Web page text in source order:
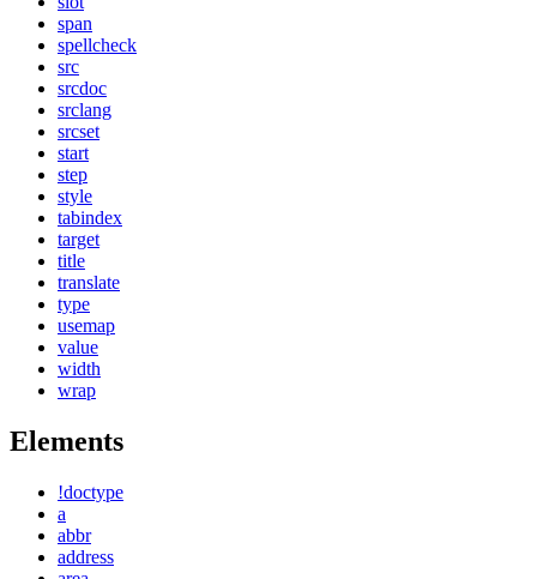
span
spellcheck
src
srcdoc
srclang
srcset
start
step
style
tabindex
target
title
translate
type
usemap
value
width
wrap
Elements
!doctype
a
abbr
address